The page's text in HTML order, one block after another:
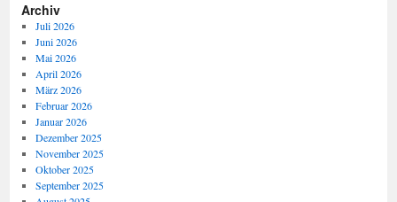
Archiv
Juli 2026
Juni 2026
Mai 2026
April 2026
März 2026
Februar 2026
Januar 2026
Dezember 2025
November 2025
Oktober 2025
September 2025